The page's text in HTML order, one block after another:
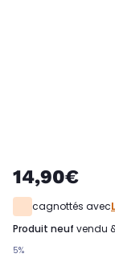
14,90€
cagnottés avec
produit neuf vendu
5%